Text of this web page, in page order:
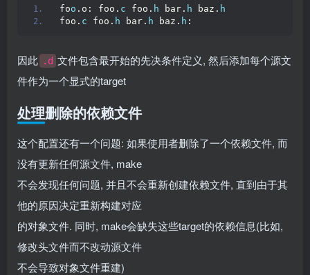
foo .o: foo. c foo. h bar. h baz. h
foo. c foo. h bar. h baz. h :
因此 .d 文件包含最开始的先决条件定义, 然后添加每个源文
件作为一个显式的target
处理删除的依赖文件
这个配置还有一个问题: 如果使用者删除了一个依赖文件, 而
没有更新任何源文件, make
不会发现任何问题, 并且不会重新创建依赖文件, 直到由于其
他的原因决定重新构建对应
的对象文件. 同时, make会缺失这些target的依赖信息(比如,
修改头文件而不改动源文件
不会导致对象文件重建)